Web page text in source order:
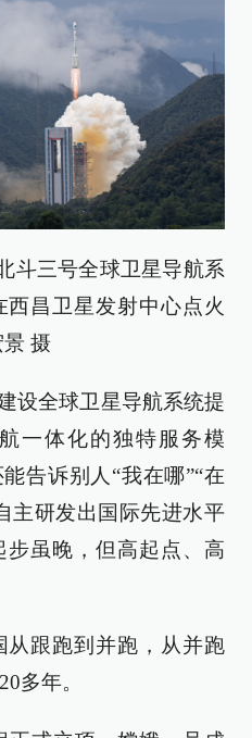
斗三号全球卫星导航系
昌卫星发射中心点火
摄
设全球卫星导航系统提
一体化的独特服务模
告诉别人“我在哪”“在
主研发出国际先进水平
虽晚，但高起点、高
跟跑到并跑，从并跑
多年。